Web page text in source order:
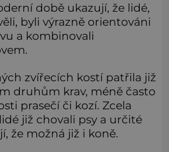
době ukazují, že lidé,
byli výrazně orientováni
a kombinovali
zvířecích kostí patřila již
druhům krav, méně často
prasečí či kozí. Zcela
již chovali psy a určité
že možná již i koně.